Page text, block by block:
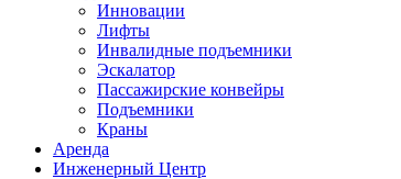
Инновации
Лифты
Инвалидные подъемники
Эскалатор
Пассажирские конвейры
Подъемники
Краны
Аренда
Инженерный Центр